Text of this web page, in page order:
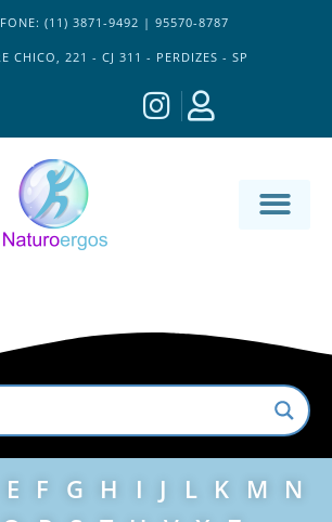
(11) 3871-9492 | 95570-8787
CHICO, 221 - CJ 311 - PERDIZES - SP
E F G H I J L K M N